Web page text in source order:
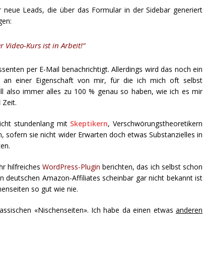
Leads, die über das Formular in der Sidebar generiert
Video-Kurs ist in Arbeit!“
per E-Mail benachrichtigt. Allerdings wird das noch ein
an einer Eigenschaft von mir, für die ich mich oft selbst
also immer alles zu 100 % genau so haben, wie ich es mir
Zeit.
stundenlang mit Skeptikern, Verschwörungstheoretikern
sofern sie nicht wider Erwarten doch etwas Substanzielles in
hilfreiches WordPress-Plugin berichten, das ich selbst schon
deutschen Amazon-Affiliates scheinbar gar nicht bekannt ist
so gut wie nie.
«Nischenseiten». Ich habe da einen etwasanderen